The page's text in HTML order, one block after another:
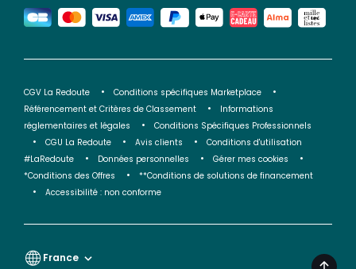
CGV La Redoute
Conditions spécifiques Marketplace
Référencement et Critères de Classement
Informations
réglementaires et légales
Conditions Spécifiques Professionnels
CGU La Redoute
Avis clients
Conditions d'utilisation
#LaRedoute
Données personnelles
Gérer mes cookies
*Conditions des Offres
**Conditions de solutions de financement
Accessibilité : non conforme
France